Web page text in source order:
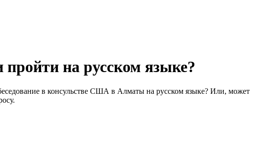
на русском языке?
в консульстве США в Алматы на русском языке? Или, может